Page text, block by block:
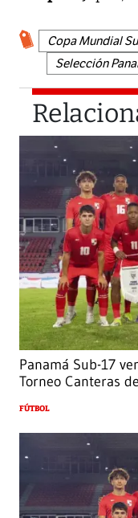
Copa Mundial
Selección
Panamá Sub-17
Torneo Canteras
FÚTBOL